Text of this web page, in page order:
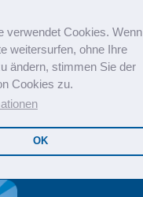
verwendet Cookies. Wenn
weitersurfen, ohne Ihre
ändern, stimmen Sie der
Cookies zu.
OK